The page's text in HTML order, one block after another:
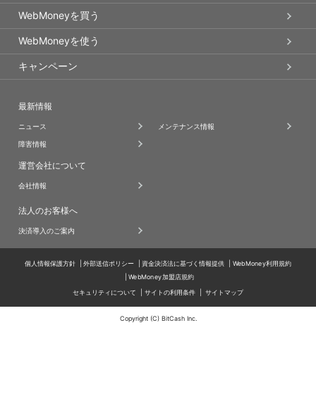
WebMoneyを買う
WebMoneyを使う
キャンペーン
最新情報
ニュース メンテナンス情報
障害情報
運営会社について
会社情報
法人のお客様へ
決済導入のご案内
個人情報保護方針 外部送信ポリシー 資金決済法に基づく情報提供 WebMoney利用規約
WebMoney加盟店規約
セキュリティについて サイトの利用条件 サイトマップ
Copyright (C) BitCash Inc.